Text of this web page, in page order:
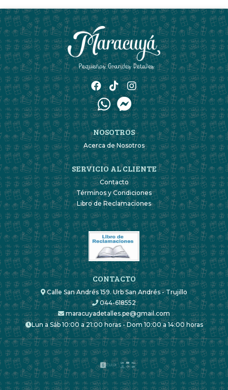
NOSOTROS
Acerca de Nosotros
SERVICIO AL CLIENTE
Contacto
Términos y Condiciones
Libro de Reclamaciones
CONTACTO
Calle San Andrés 159. Urb San Andrés - Trujillo
044-618552
maracuyadetalles.pe@gmail.com
Lun a Sáb 10:00 a 21:00 horas - Dom 10:00 a 14:00 horas